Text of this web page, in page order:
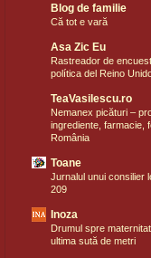
Blog de familie
Că tot e vară
Asa Zic Eu
Rastreador de
política del Reino
TeaVasilescu.ro
Nemanex picături –
ingrediente, farmacie,
România
Toane
Jurnalul unui consilier
209
Inoza
Drumul spre
ultima sută de metri